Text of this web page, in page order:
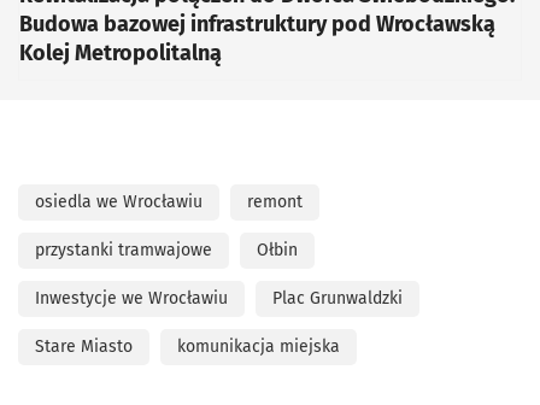
Budowa bazowej infrastruktury pod Wrocławską
Kolej Metropolitalną
osiedla we Wrocławiu remont
przystanki tramwajowe Ołbin
Inwestycje we Wrocławiu Plac Grunwaldzki
Stare Miasto komunikacja miejska